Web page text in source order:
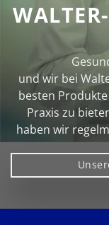
und wir bei
besten
Praxis zu
haben wir